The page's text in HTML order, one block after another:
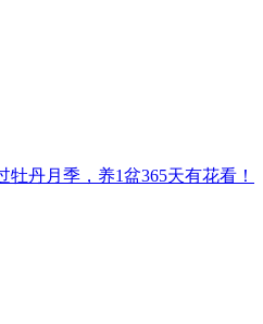
丹月季，养1盆365天有花看！